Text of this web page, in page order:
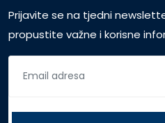
Prijavite se na tjedni
propustite važne i korisne